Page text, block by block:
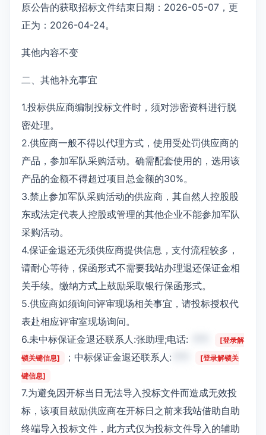
原公告的获取招标文件结束日期：2026-05-07，更
正为：2026-04-24。
其他内容不变
二、其他补充事宜
1.投标供应商编制投标文件时，须对涉密资料进行脱
密处理。
2.供应商一般不得以代理方式，使用受处罚供应商的
产品，参加军队采购活动。确需配套使用的，选用该
产品的金额不得超过项目总金额的30%。
3.禁止参加军队采购活动的供应商，其自然人控股股
东或法定代表人控股或管理的其他企业不能参加军队
采购活动。
4.保证金退还无须供应商提供信息，支付流程较多，
请耐心等待，保函形式不需要我站办理退还保证金相
关手续。缴纳方式上鼓励采取银行保函形式。
5.供应商如须询问评审现场相关事宜，请投标授权代
表赴相应评审室现场询问。
6.未中标保证金退还联系人:张助理;电话:
[登录解
锁关键信息]
；中标保证金退还联系人:
[登录解锁关
键信息]
7.为避免因开标当日无法导入投标文件而造成无效投
标，该项目鼓励供应商在开标日之前来我站借助自助
终端导入投标文件，此方式仅为投标文件导入的辅助